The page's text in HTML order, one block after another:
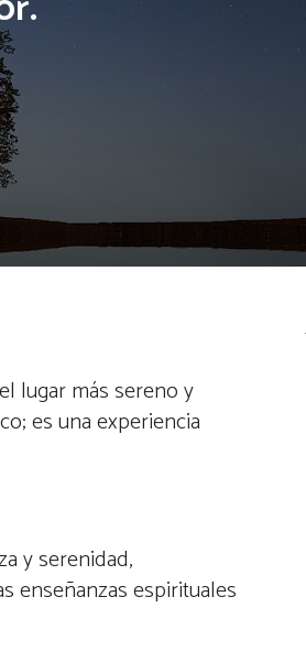
lugar más sereno y
es una experiencia
y serenidad,
enseñanzas espirituales